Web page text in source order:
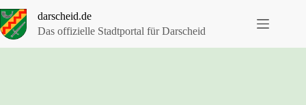
Inhalt
springen
darscheid.de
Das offizielle Stadtportal für Darscheid